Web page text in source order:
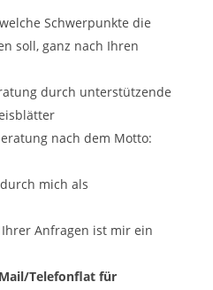
Schwerpunkte die
soll, ganz nach Ihren
durch unterstützende
nach dem Motto:
mich als
Anfragen ist mir ein
Telefonflat für